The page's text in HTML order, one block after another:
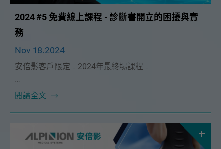
2024 #5 免費線上課程 - 診斷書開立的困擾與實
務
Nov 18.2024
安倍影客戶限定！2024年最終場課程！
本次課程很榮幸邀請到🔥最佳方案有限公司執行長 鄭正
閱讀全文